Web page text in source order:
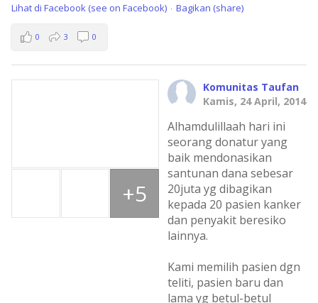
Lihat di Facebook (see on Facebook) · Bagikan (share)
0 3 0
Komunitas Taufan
Kamis, 24 April, 2014
Alhamdulillaah hari ini
seorang donatur yang
baik mendonasikan
santunan dana sebesar
20juta yg dibagikan
kepada 20 pasien kanker
dan penyakit beresiko
lainnya.
Kami memilih pasien dgn
teliti, pasien baru dan
lama yg betul-betul
+5